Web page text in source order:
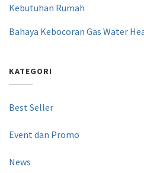
Kebutuhan Rumah
Bahaya Kebocoran Gas Water
KATEGORI
Best Seller
Event dan Promo
News